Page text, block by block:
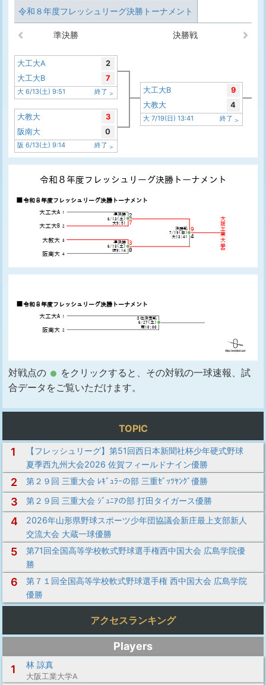
令和８年度フレッシュリーグ決勝トーナメント
準決勝 決勝戦
大工大A
2
大工大B
7
大 6/13(土) 9:51 終了
大教大
3
阪南大
0
阪 6/13(土) 9:14 終了
大工大B
9
大教大
4
大 7/19(日) 13:41 終了
対戦点の
をクリックすると、その対戦の一球速報、試
合データをご覧いただけます。
TOPIC
1
【フレッシュリーグ】第51回西日本新聞社杯少年硬式野球
夏季西九州大会2026 佐賀フィールドナイン優勝
2 第２９回 三重大会 ﾚｷﾞｭﾗｰの部 三重ｾﾞｯﾂﾔﾝｸﾞ優勝
3 第２９回 三重大会 ｼﾞｭﾆｱの部 打田タイガース優勝
4
2026年山形県野球スポーツ少年団協議会新庄最上支部新人
交流大会 大蔵一球優勝
5
第71回全国高等学校軟式野球選手権西中国大会 広島学院優
勝
6
第７１回全国高等学校軟式野球選手権 西中国大会 広島学院
優勝
アクセスランキング
Players
1
林 諒真
大阪工業大学A